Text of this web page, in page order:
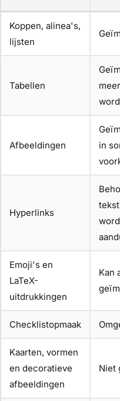
Koppen, alinea's,
lijsten
Tabellen
Afbeeldingen
in
Hyperlinks
Emoji's en
LaTeX-
uitdrukkingen
Kan
Checklistopmaak
Kaarten, vormen
en decoratieve
afbeeldingen
Niet